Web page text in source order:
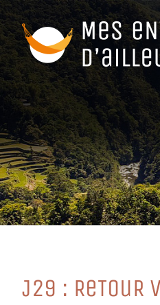
Passer
au
contenu
J29 : ReTouR